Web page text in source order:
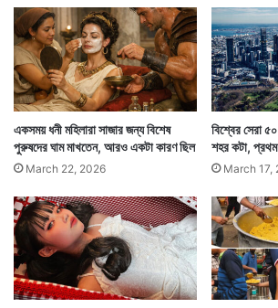
Tags Lifestyle
একসময় ধনী মহিলারা সাজার জন্য বিশেষ
পুরুষদের ঘাম মাখতেন, আরও একটা কারণ ছিল
March 22, 2026
বিশ্বের সেরা
শহর কটা,
March 17,